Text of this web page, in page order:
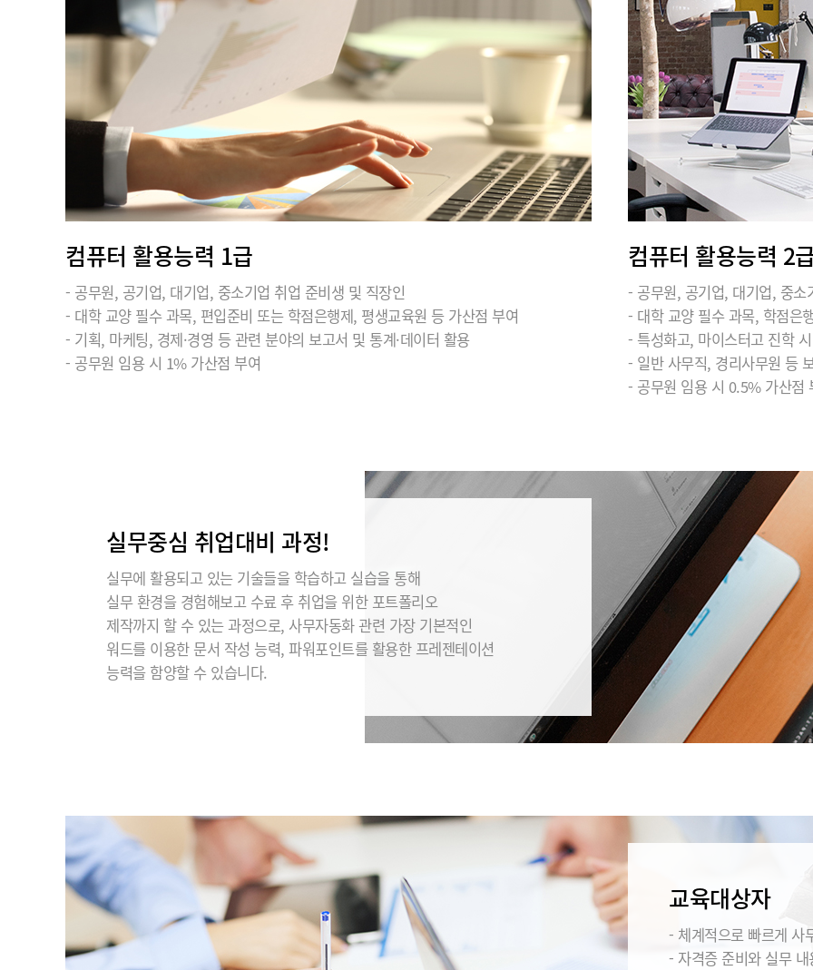
컴퓨터 활용능력 1급
- 공무원, 공기업, 대기업, 중소기업 취업 준비생 및 직장인
- 대학 교양 필수 과목, 편입준비 또는 학점은행제, 평생교육원 등 가산점 부여
- 기획, 마케팅, 경제·경영 등 관련 분야의 보고서 및 통계·데이터 활용
- 공무원 임용 시 1% 가산점 부여
컴퓨터 활용능력 2
- 공무원, 공기업, 대기업, 중소
- 대학 교양 필수 과목, 학점은
- 특성화고, 마이스터고 진학
- 일반 사무직, 경리사무원 등
- 공무원 임용 시 0.5% 가산점
실무중심 취업대비 과정!
실무에 활용되고 있는 기술들을 학습하고 실습을 통해
실무 환경을 경험해보고 수료 후 취업을 위한 포트폴리오
제작까지 할 수 있는 과정으로, 사무자동화 관련 가장 기본적인
워드를 이용한 문서 작성 능력, 파워포인트를 활용한 프레젠테이션
능력을 함양할 수 있습니다.
교육대상자
- 체계적으로 빠르게 사
- 자격증 준비와 실무